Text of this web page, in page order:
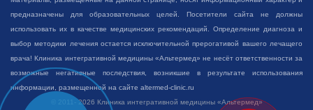
предназначены для образовательных целей. Посетители сайта не должны
использовать их в качестве медицинских рекомендаций. Определение диагноза и
выбор методики лечения остается исключительной прерогативой вашего лечащего
врача!Клиника интегративной медицины «Альтермед» не несёт ответственности за
возможные негативные последствия, возникшие в результате использования
информации, размещенной на сайте altermed-clinic.ru
© 2011- 2026 Клиника интегративной медицины «Альтермед»